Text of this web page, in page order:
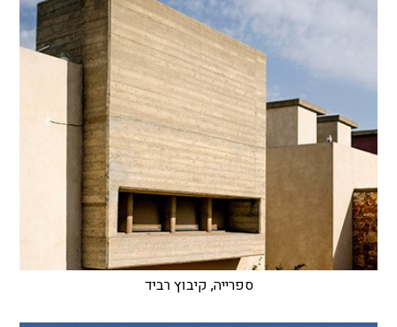
ספרייה, קיבוץ רביד